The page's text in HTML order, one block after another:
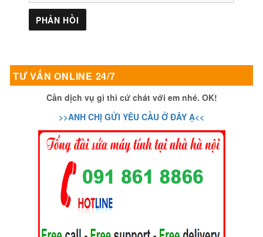
TƯ VẤN ONLINE 24/7
Cần dịch vụ gì thì cứ chát với em nhé. OK!
>>ANH CHỊ GỬI YÊU CẦU Ở ĐÂY Ạ<<